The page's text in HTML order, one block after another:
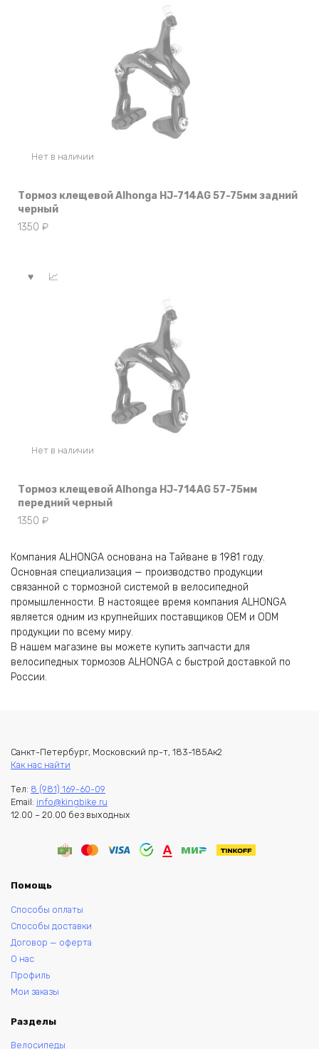
Нет в наличии
Тормоз клещевой Alhonga HJ-714AG 57-75мм задний
черный
1350 ₽
Нет в наличии
Тормоз клещевой Alhonga HJ-714AG 57-75мм
передний черный
1350 ₽
Компания ALHONGA основана на Тайване в 1981 году.
Основная специализация — производство продукции
связанной с тормозной системой в велосипедной
промышленности. В настоящее время компания ALHONGA
является одним из крупнейших поставщиков OEM и ODM
продукции по всему миру.
В нашем магазине вы можете купить запчасти для
велосипедных тормозов ALHONGA с быстрой доставкой по
России.
Санкт-Петербург, Московский пр-т, 183-185Ак2
Как нас найти
Тел: 8 (981) 169-60-09
Email: info@kingbike.ru
12.00 – 20.00 без выходных
Помощь
Способы оплаты
Способы доставки
Договор — оферта
О нас
Профиль
Мои заказы
Разделы
Велосипеды